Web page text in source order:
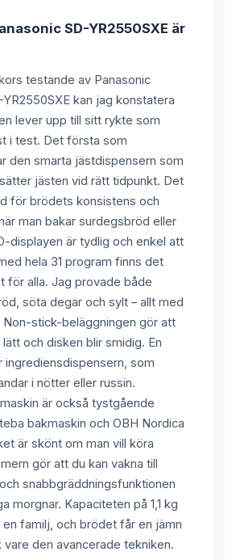
SD-YR2550SXE är
testande av Panasonic
kan jag konstatera
lever upp till sitt rykte som
i test. Det första som
den smarta jästdispensern som
jästen vid rätt tidpunkt. Det
för brödets konsistens och
man bakar surdegsbröd eller
displayen är tydlig och enkel att
hela 31 program finns det
för alla. Jag provade både
söta degar och sylt – allt med
Non-stick-beläggningen gör att
och disken blir smidig. En
ingrediensdispensern, som
i nötter eller russin.
är också tystgående
bakmaskin och OBH Nordica
är skönt om man vill köra
gör att du kan vakna till
snabbgräddningsfunktionen
morgnar. Kapaciteten på 1,1 kg
familj, och brödet får en jämn
vare den avancerade tekniken.